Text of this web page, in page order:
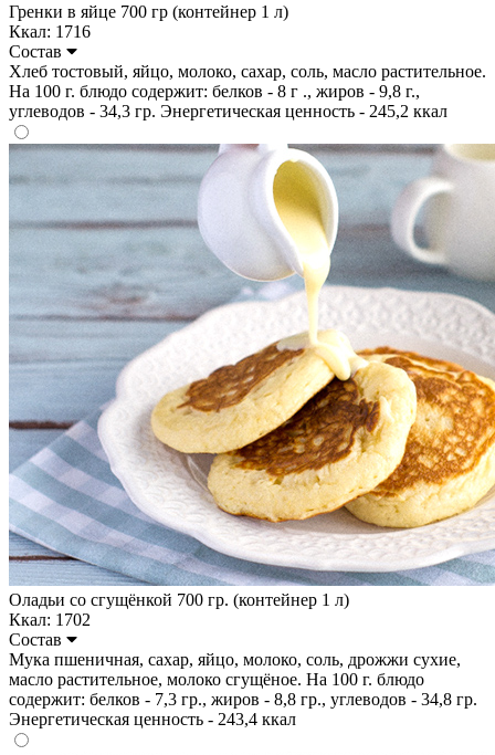
Гренки в яйце 700 гр (контейнер 1 л)
Ккал: 1716
Состав
Хлеб тостовый, яйцо, молоко, сахар, соль, масло растительное.
На 100 г. блюдо содержит: белков - 8 г ., жиров - 9,8 г.,
углеводов - 34,3 гр. Энергетическая ценность - 245,2 ккал
Оладьи со сгущёнкой 700 гр. (контейнер 1 л)
Ккал: 1702
Состав
Мука пшеничная, сахар, яйцо, молоко, соль, дрожжи сухие,
масло растительное, молоко сгущёное. На 100 г. блюдо
содержит: белков - 7,3 гр., жиров - 8,8 гр., углеводов - 34,8 гр.
Энергетическая ценность - 243,4 ккал